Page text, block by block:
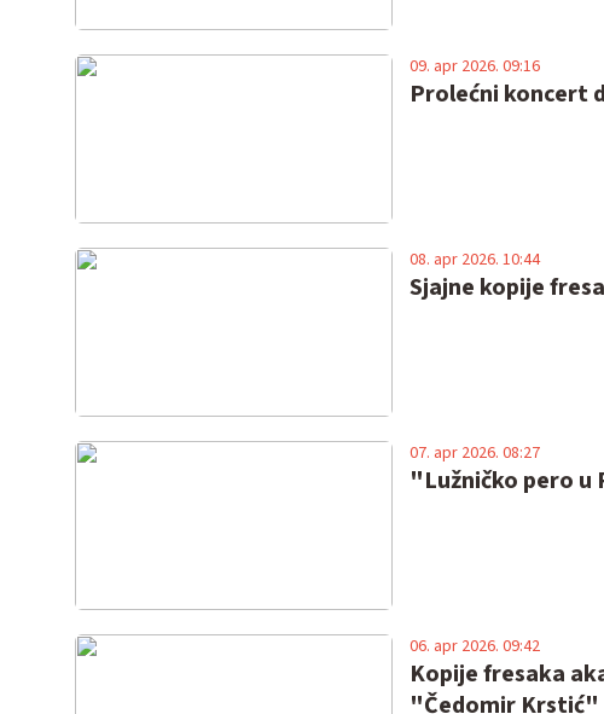
Prolećni koncert
09. apr 2026. 09:16
Sjajne kopije
08. apr 2026. 10:44
"Lužničko pero
07. apr 2026. 08:27
Kopije fresaka
"Čedomir Krstić"
06. apr 2026. 09:42